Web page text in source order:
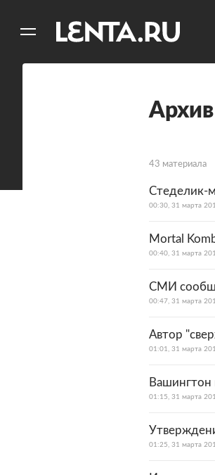
43 материала
Стеделик-
00:30, 31 марта
Mortal
00:40, 31 марта
СМИ
00:47, 31 марта
Автор
01:01, 31 марта
01:15, 31 марта
01:25, 31 марта